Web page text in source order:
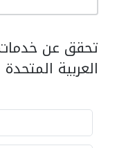
تحقق عن
العربية المتحدة